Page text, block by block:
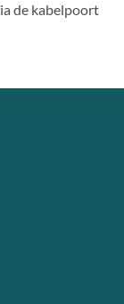
de kabelpoort